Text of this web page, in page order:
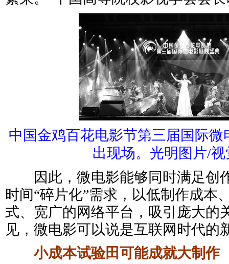
中国金鸡百花电影节第三届国际
出现场。光明图片/
因此，微电影能够同时满足创
时间“碎片化”需求，以低制作成本
式、宽广的网络平台，吸引庞大的
见，微电影可以说是互联网时代的
小成本试验田可能成就大制作